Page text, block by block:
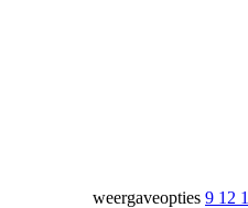
weergaveopties 9 12